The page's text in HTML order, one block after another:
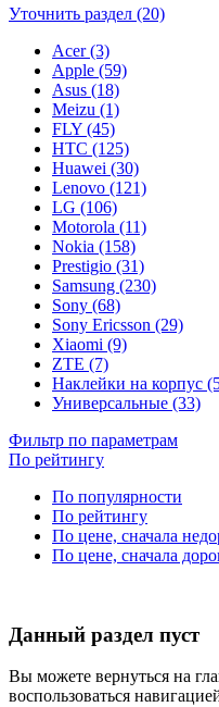
Уточнить раздел (20)
Acer (3)
Apple (59)
Asus (18)
Meizu (1)
FLY (45)
HTC (125)
Huawei (30)
Lenovo (121)
LG (106)
Motorola (11)
Nokia (158)
Prestigio (31)
Samsung (230)
Sony (68)
Sony Ericsson (29)
Xiaomi (9)
ZTE (7)
Наклейки на корпус
Универсальные (33)
Фильтр по параметрам
По рейтингу
По популярности
По рейтингу
По цене, сначала
По цене, сначала
Данный раздел пуст
Вы можете вернуться на
воспользоваться